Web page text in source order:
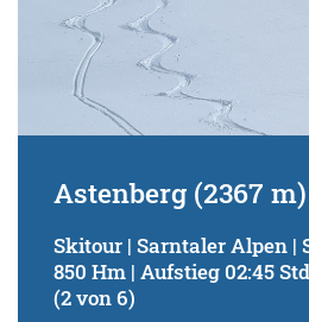
Astenberg (2367 m)
Skitour | Sarntaler Alpen |
850 Hm | Aufstieg 02:45
(2 von 6)